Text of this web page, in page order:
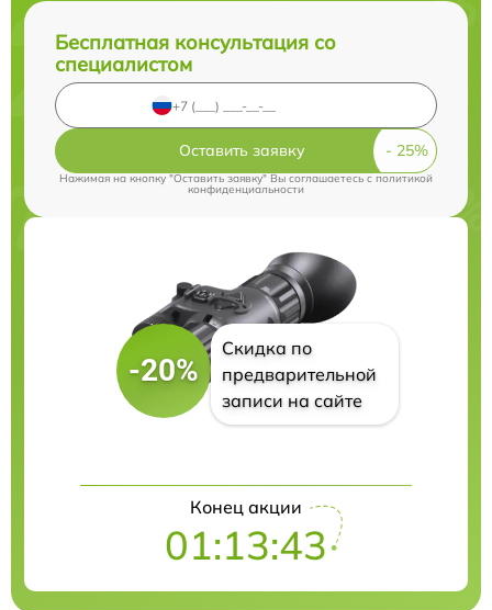
Бесплатная консультация со
специалистом
Оставить заявку
Нажимая на кнопку "Оставить заявку" Вы соглашаетесь cполитикой
конфиденциальности
-20%
Скидка по
предварительной
записи на сайте
Конец акции
01:13:43